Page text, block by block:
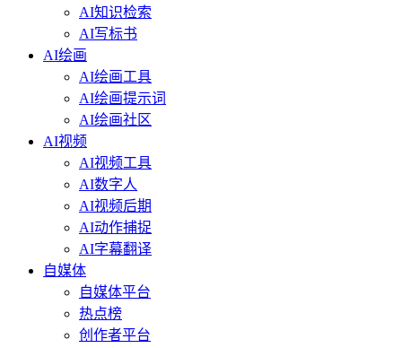
AI知识检索
AI写标书
AI绘画
AI绘画工具
AI绘画提示词
AI绘画社区
AI视频
AI视频工具
AI数字人
AI视频后期
AI动作捕捉
AI字幕翻译
自媒体
自媒体平台
热点榜
创作者平台